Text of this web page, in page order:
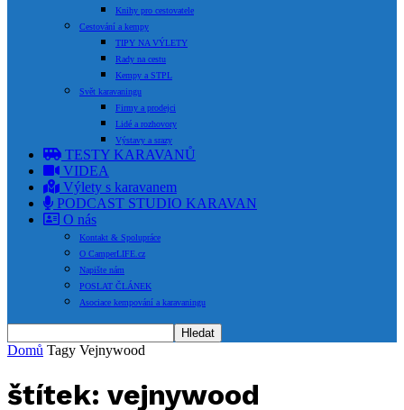
Knihy pro cestovatele
Cestování a kempy
TIPY NA VÝLETY
Rady na cestu
Kempy a STPL
Svět karavaningu
Firmy a prodejci
Lidé a rozhovory
Výstavy a srazy
TESTY KARAVANŮ
VIDEA
Výlety s karavanem
PODCAST STUDIO KARAVAN
O nás
Kontakt & Spolupráce
O CamperLIFE.cz
Napište nám
POSLAT ČLÁNEK
Asociace kempování a karavaningu
Domů Tagy Vejnywood
štítek: vejnywood